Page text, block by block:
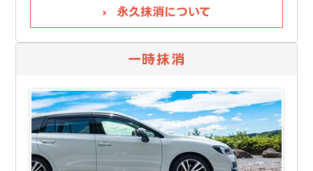
永久抹消について
一時抹消